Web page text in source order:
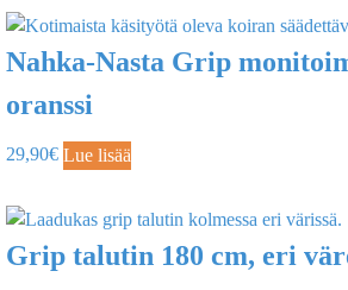
Nahka-Nasta Grip
oranssi
29,90€ Lue lisää
Grip talutin 180 cm, eri